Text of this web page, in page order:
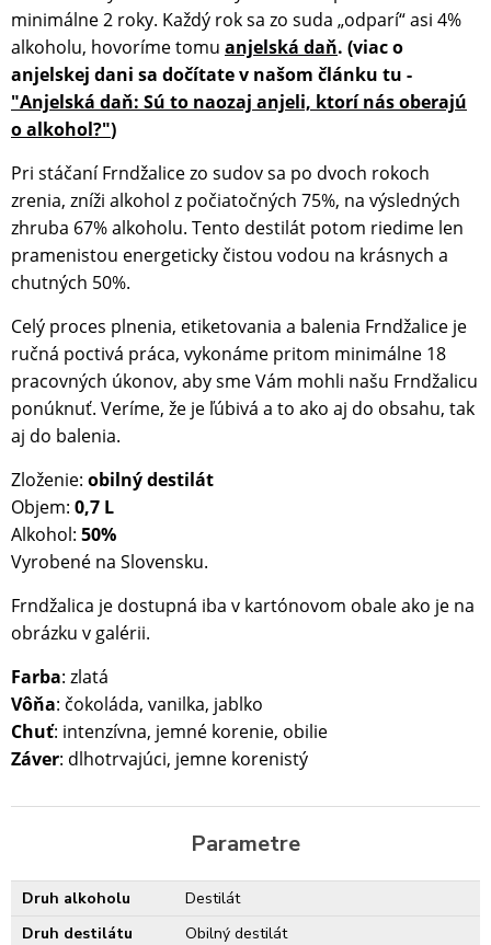
minimálne 2 roky. Každý rok sa zo suda „odparí“ asi 4%
alkoholu, hovoríme tomu anjelská daň. (viac o
anjelskej dani sa dočítate v našom článku tu -
"Anjelská daň: Sú to naozaj anjeli, ktorí nás oberajú
o alkohol?")
Pri stáčaní Frndžalice zo sudov sa po dvoch rokoch
zrenia, zníži alkohol z počiatočných 75%, na výsledných
zhruba 67% alkoholu. Tento destilát potom riedime len
pramenistou energeticky čistou vodou na krásnych a
chutných 50%.
Celý proces plnenia, etiketovania a balenia Frndžalice je
ručná poctivá práca, vykonáme pritom minimálne 18
pracovných úkonov, aby sme Vám mohli našu Frndžalicu
ponúknuť. Veríme, že je ľúbivá a to ako aj do obsahu, tak
aj do balenia.
Zloženie: obilný destilát
Objem: 0,7 L
Alkohol: 50%
Vyrobené na Slovensku.
Frndžalica je dostupná iba v kartónovom obale ako je na
obrázku v galérii.
Farba: zlatá
Vôňa: čokoláda, vanilka, jablko
Chuť: intenzívna, jemné korenie, obilie
Záver: dlhotrvajúci, jemne korenistý
Parametre
Druh alkoholu
Destilát
Druh destilátu
Obilný destilát